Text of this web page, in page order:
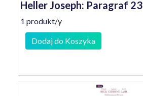
Heller Joseph: Paragraf 23
1 produkt/y
Dodaj do Koszyka